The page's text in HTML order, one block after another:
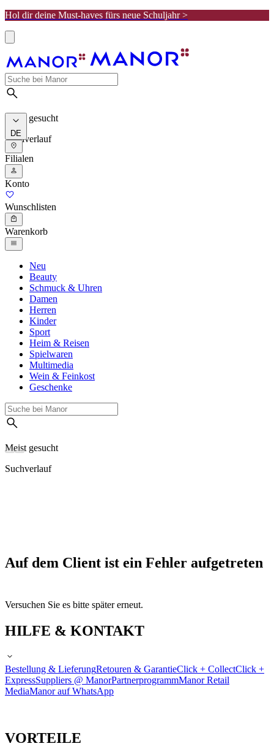
Hol dir deine Must-haves fürs neue Schuljahr >
Meist gesucht
Suchverlauf
DE
Filialen
Konto
Wunschlisten
Warenkorb
Neu
Beauty
Schmuck & Uhren
Damen
Herren
Kinder
Sport
Heim & Reisen
Spielwaren
Multimedia
Wein & Feinkost
Geschenke
Meist gesucht
Suchverlauf
Auf dem Client ist ein Fehler aufgetreten
Versuchen Sie es bitte später erneut.
HILFE & KONTAKT
Bestellung & LieferungRetouren & GarantieClick + CollectClick +
ExpressSuppliers @ ManorPartnerprogrammManor Retail
MediaManor auf WhatsApp
VORTEILE